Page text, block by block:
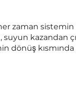
zaman sistemin
kazandan
dönüş